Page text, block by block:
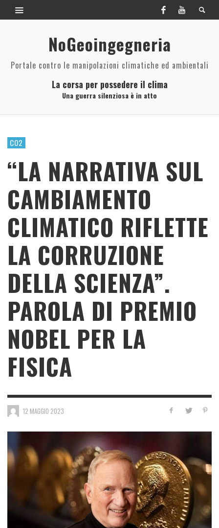
NoGeoingegneria
Portale contro le manipolazioni climatiche ed ambientali
La corsa per possedere il clima
Una guerra silenziosa è in atto
CO2
“LA NARRATIVA SUL
CAMBIAMENTO
CLIMATICO RIFLETTE
LA CORRUZIONE
DELLA SCIENZA”.
PAROLA DI PREMIO
NOBEL PER LA
FISICA
12 MAGGIO 2023